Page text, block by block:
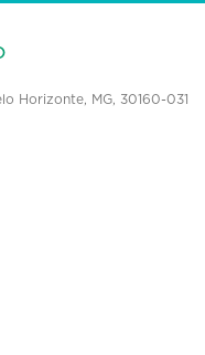
Horizonte, MG, 30160-031